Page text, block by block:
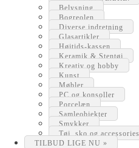
Belysning
Bogreolen
Diverse indretning
Glasartikler
Højtids-kassen
Keramik & Stentøj
Kreativ og hobby
Kunst
Møbler
PC og konsoller
Porcelæn
Samleobjekter
Smykker
Tøj, sko og accessories
TILBUD LIGE NU »